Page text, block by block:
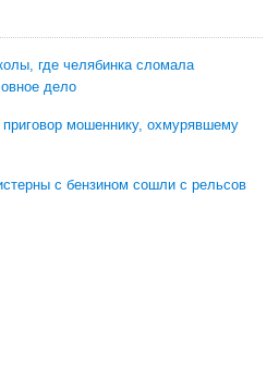
где челябинка сломала
дело
мошеннику, охмурявшему
с бензином сошли с рельсов